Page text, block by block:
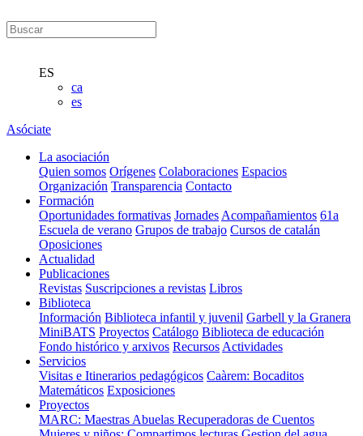
ES
ca
es
Asóciate
La asociación
Quien somos Orígenes Colaboraciones Espacios
Organización Transparencia Contacto
Formación
Oportunidades formativas Jornades Acompañamientos 61a
Escuela de verano Grupos de trabajo Cursos de catalán
Oposiciones
Actualidad
Publicaciones
Revistas Suscripciones a revistas Libros
Biblioteca
Información Biblioteca infantil y juvenil Garbell y la Granera
MiniBATS Proyectos Catálogo Biblioteca de educación
Fondo histórico y arxivos Recursos Actividades
Servicios
Visitas e Itinerarios pedagógicos Caàrem: Bocaditos
Matemáticos Exposiciones
Proyectos
MARC: Maestras Abuelas Recuperadoras de Cuentos